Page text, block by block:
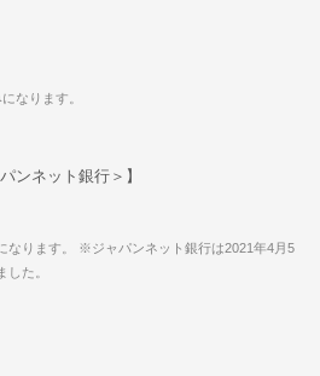
なります。
ンネット銀行＞】
なります。 ※ジャパンネット銀行は2021年4月5
した。